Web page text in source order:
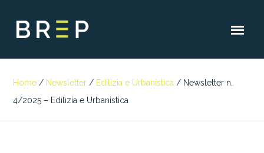
Home / Newsletter / Edilizia e Urbanistica / Newsletter n.
4/2025 – Edilizia e Urbanistica